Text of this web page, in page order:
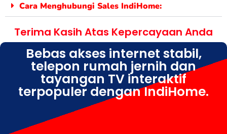
Cara Menghubungi Sales IndiHome:
Terima Kasih Atas Kepercayaan Anda
Bebas akses internet stabil,
telepon rumah jernih dan
tayangan TV interaktif
terpopuler dengan IndiHome.